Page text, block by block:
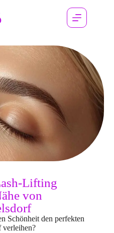
Lifting
von
Schönheit den perfekten
verleihen?